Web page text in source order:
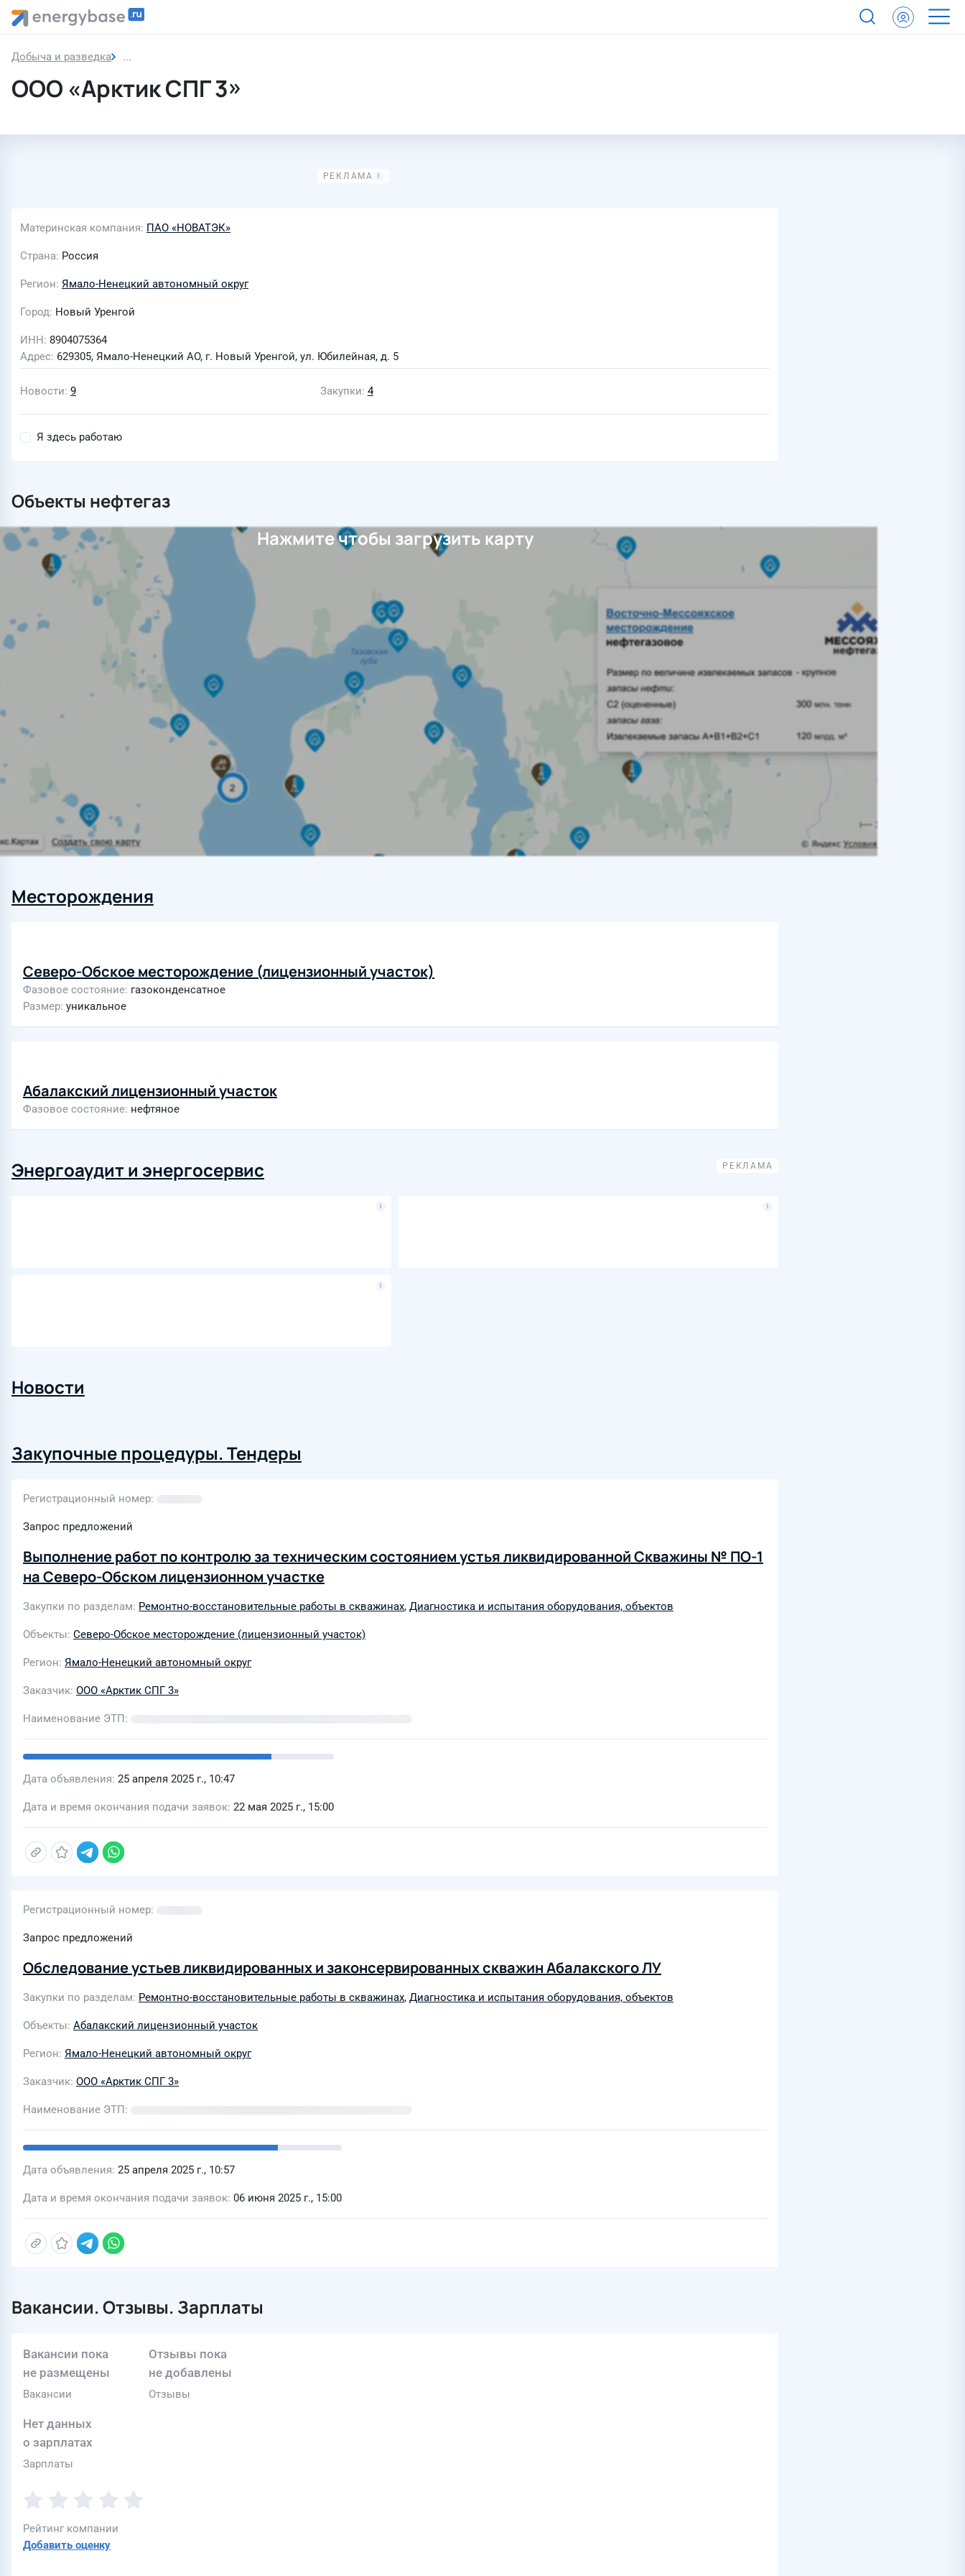
Добыча и разведка ООО «Арктик СПГ 3»
ООО «Арктик СПГ 3»
Материнская компания ПАО «НОВАТЭК»
Страна Россия
Регион Ямало-Ненецкий автономный округ
Город Новый Уренгой
ИНН 8904075364
Адрес 629305, Ямало-Ненецкий АО, г. Новый Уренгой, ул. Юбилейная, д. 5
Новости 9 Закупки 4
Я здесь работаю
Объекты нефтегаз
Нажмите чтобы загрузить карту
Месторождения
Северо-Обское месторождение (лицензионный участок)
Фазовое состояние газоконденсатное
Размер уникальное
Абалакский лицензионный участок
Фазовое состояние нефтяное
Энергоаудит и энергосервис
Новости
Закупочные процедуры. Тендеры
Регистрационный номер
Запрос предложений
Выполнение работ по контролю за техническим состоянием устья ликвидированной Скважины № ПО-1
на Северо-Обском лицензионном участке
Закупки по разделам Ремонтно-восстановительные работы в скважинах, Диагностика и испытания оборудования, объектов
Объекты Северо-Обское месторождение (лицензионный участок)
Регион Ямало-Ненецкий автономный округ
Заказчик ООО «Арктик СПГ 3»
Наименование ЭТП
Дата объявления 25 апреля 2025 г., 10:47
Дата и время окончания подачи заявок 22 мая 2025 г., 15:00
Регистрационный номер
Запрос предложений
Обследование устьев ликвидированных и законсервированных скважин Абалакского ЛУ
Закупки по разделам Ремонтно-восстановительные работы в скважинах, Диагностика и испытания оборудования, объектов
Объекты Абалакский лицензионный участок
Регион Ямало-Ненецкий автономный округ
Заказчик ООО «Арктик СПГ 3»
Наименование ЭТП
Дата объявления 25 апреля 2025 г., 10:57
Дата и время окончания подачи заявок 06 июня 2025 г., 15:00
Вакансии. Отзывы. Зарплаты
Вакансии пока
не размещены
Вакансии
Отзывы пока
не добавлены
Отзывы
Нет данных
о зарплатах
Зарплаты
Рейтинг компании
Добавить оценку